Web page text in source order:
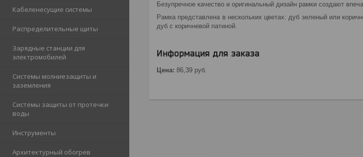
Кабеленесущие системы
Распределительные щиты
Зарядные станции для
электромобилей
Системы молниезащиты и
заземления
Системы защиты от протечки
воды
Инструменты
Архитектурный обогрев
Безупречное качество и оригинальный дизайн рамки создают
Рамка представлена в нескольких цветах: дуб зеленый или
дуб с коричневой патиной.
Информация для заказа
Цена: 86,39 руб.